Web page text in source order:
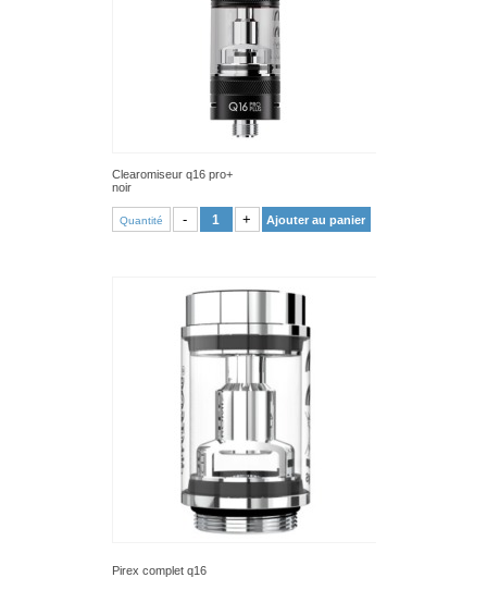
Clearomiseur q16 pro+
noir
Quantité - + Ajouter au panier
Pirex complet q16